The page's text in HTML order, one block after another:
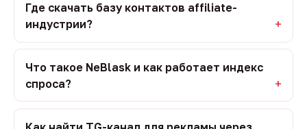
Где скачать базу контактов affiliate-
индустрии?
Что такое NeBlask и как работает индекс
спроса?